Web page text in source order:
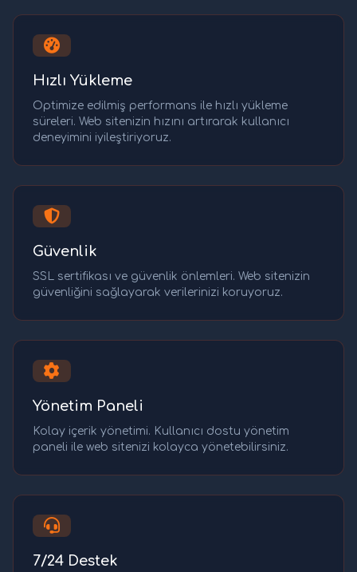
Hızlı Yükleme
Optimize edilmiş performans ile hızlı yükleme
süreleri. Web sitenizin hızını artırarak kullanıcı
deneyimini iyileştiriyoruz.
Güvenlik
SSL sertifikası ve güvenlik önlemleri. Web sitenizin
güvenliğini sağlayarak verilerinizi koruyoruz.
Yönetim Paneli
Kolay içerik yönetimi. Kullanıcı dostu yönetim
paneli ile web sitenizi kolayca yönetebilirsiniz.
7/24 Destek